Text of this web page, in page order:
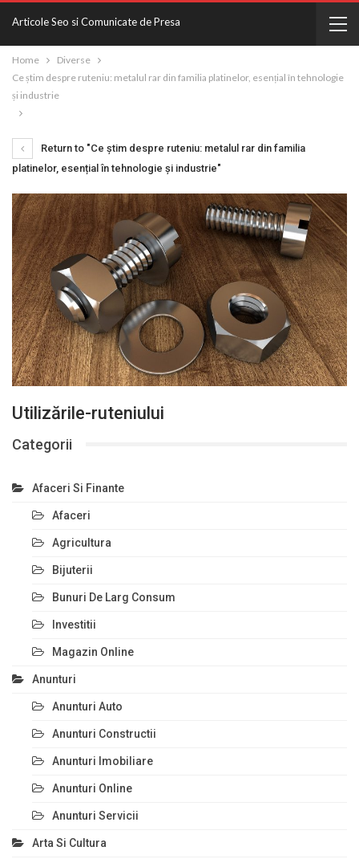
Articole Seo si Comunicate de Presa
Home
Diverse
Ce știm despre ruteniu: metalul rar din familia platinelor, esențial în tehnologie
și industrie
Return to "Ce știm despre ruteniu: metalul rar din familia
platinelor, esențial în tehnologie și industrie"
Utilizările-ruteniului
Categorii
Afaceri Si Finante
Afaceri
Agricultura
Bijuterii
Bunuri De Larg Consum
Investitii
Magazin Online
Anunturi
Anunturi Auto
Anunturi Constructii
Anunturi Imobiliare
Anunturi Online
Anunturi Servicii
Arta Si Cultura